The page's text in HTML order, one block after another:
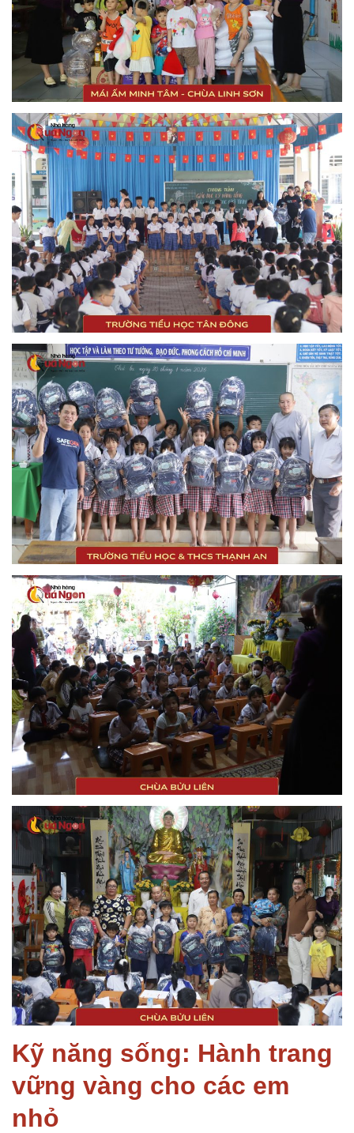
Kỹ năng sống: Hành trang
vững vàng cho các em
nhỏ